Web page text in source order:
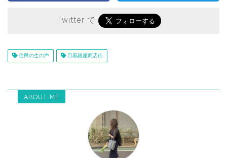
Twitter で
住民の生の声 目黒銀座商店街
ABOUT ME